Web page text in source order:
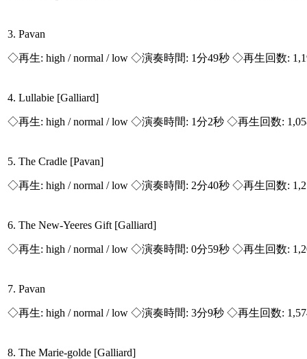
3. Pavan
◇再生: high / normal / low ◇演奏時間: 1分49秒 ◇再生回数:
4. Lullabie [Galliard]
◇再生: high / normal / low ◇演奏時間: 1分2秒 ◇再生回数:
5. The Cradle [Pavan]
◇再生: high / normal / low ◇演奏時間: 2分40秒 ◇再生回数:
6. The New-Yeeres Gift [Galliard]
◇再生: high / normal / low ◇演奏時間: 0分59秒 ◇再生回数:
7. Pavan
◇再生: high / normal / low ◇演奏時間: 3分9秒 ◇再生回数:
8. The Marie-golde [Galliard]